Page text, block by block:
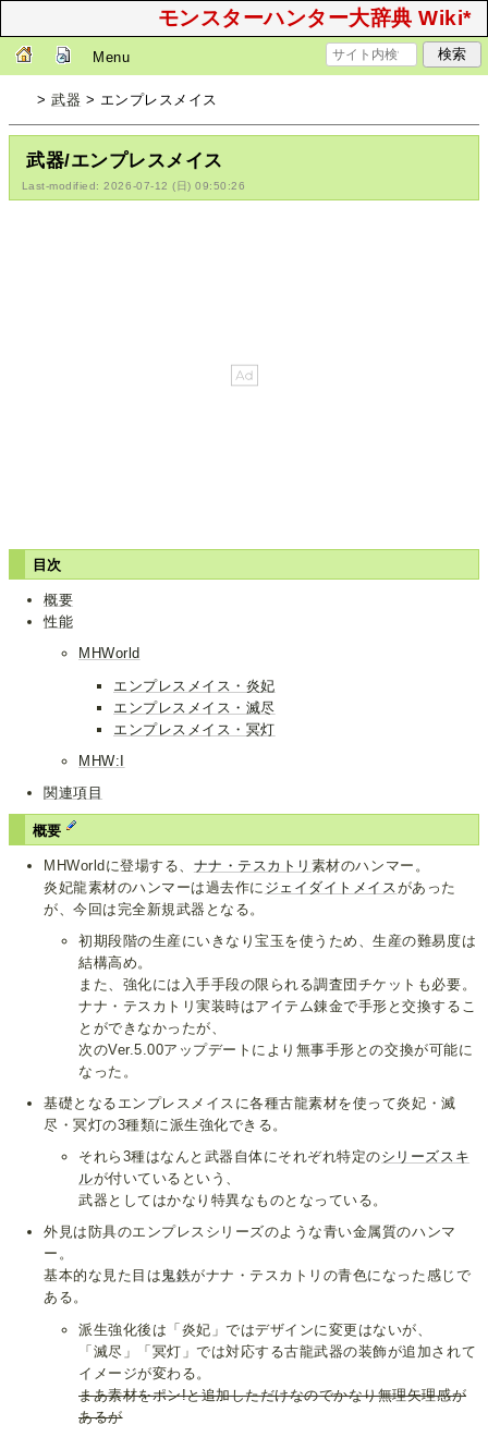
モンスターハンター大辞典 Wiki*
Menu
>武器 > エンプレスメイス
武器/エンプレスメイス
Last-modified: 2026-07-12 (日) 09:50:26
目次
概要
性能
MHWorld
エンプレスメイス・炎妃
エンプレスメイス・滅尽
エンプレスメイス・冥灯
MHW:I
関連項目
概要
MHWorldに登場する、 ナナ・テスカトリ 素材のハンマー。
炎妃龍素材のハンマーは過去作に ジェイダイトメイスがあった
が、今回は完全新規武器となる。
初期段階の生産にいきなり宝玉を使うため、生産の難易度は
結構高め。
また、強化には入手手段の限られる調査団チケットも必要。
ナナ・テスカトリ実装時はアイテム錬金で手形と交換するこ
とができなかったが、
次のVer.5.00アップデートにより無事手形との交換が可能に
なった。
基礎となるエンプレスメイスに各種古龍素材を使って炎妃・滅
尽・冥灯の3種類に派生強化できる。
それら3種はなんと武器自体にそれぞれ特定のシリーズスキ
ルが付いているという、
武器としてはかなり特異なものとなっている。
外見は防具のエンプレスシリーズのような青い金属質のハンマ
ー。
基本的な見た目は 鬼鉄がナナ・テスカトリの青色になった感じで
ある。
派生強化後は「炎妃」ではデザインに変更はないが、
「滅尽」「冥灯」では対応する古龍武器の装飾が追加されて
イメージが変わる。
まあ素材をポン!と追加しただけなのでかなり無理矢理感が
あるが